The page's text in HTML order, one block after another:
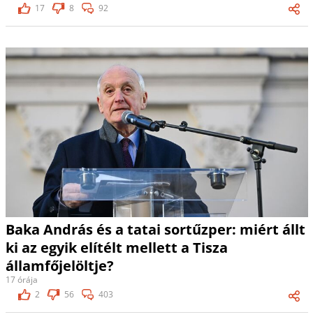
17
8 92
Baka András és a tatai sortűzper: miért állt
ki az egyik elítélt mellett a Tisza
államfőjelöltje?
17 órája
2
56 403